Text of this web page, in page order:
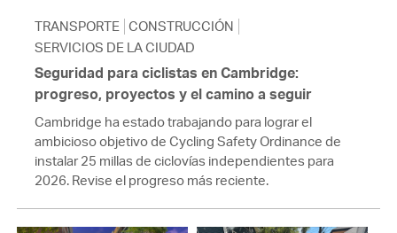
TRANSPORTE CONSTRUCCIÓN
SERVICIOS DE LA CIUDAD
Seguridad para ciclistas en Cambridge:
progreso, proyectos y el camino a seguir
Cambridge ha estado trabajando para lograr el
ambicioso objetivo de Cycling Safety Ordinance de
instalar 25 millas de ciclovías independientes para
2026. Revise el progreso más reciente.